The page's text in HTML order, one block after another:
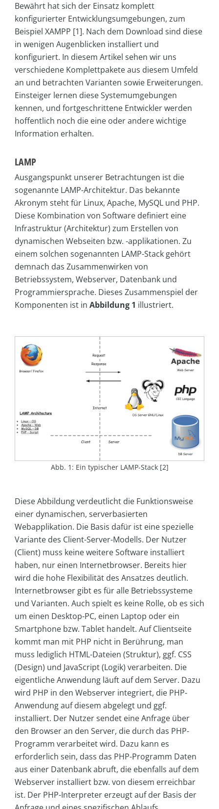
Bewährt hat sich der Einsatz komplett
konfigurierter Entwicklungsumgebungen, zum
Beispiel XAMPP [1]. Nach dem Download sind diese
in wenigen Augenblicken installiert und
konfiguriert. In diesem Artikel sehen wir uns
verschiedene Komplettpakete aus diesem Umfeld
an und betrachten Varianten sowie Erweiterungen.
Einsteiger lernen diese Systemumgebungen
kennen, und fortgeschrittene Entwickler werden
hoffentlich noch die eine oder andere wichtige
Information erhalten.
LAMP
Ausgangspunkt unserer Betrachtungen ist die
sogenannte LAMP-Architektur. Das bekannte
Akronym steht für Linux, Apache, MySQL und PHP.
Diese Kombination von Software definiert eine
Infrastruktur (Architektur) zum Erstellen von
dynamischen Webseiten bzw. -applikationen. Zu
einem solchen sogenannten LAMP-Stack gehört
demnach das Zusammenwirken von
Betriebssystem, Webserver, Datenbank und
Programmiersprache. Dieses Zusammenspiel der
Komponenten ist in Abbildung 1 illustriert.
Abb. 1: Ein typischer LAMP-Stack [2]
Diese Abbildung verdeutlicht die Funktionsweise
einer dynamischen, serverbasierten
Webapplikation. Die Basis dafür ist eine spezielle
Variante des Client-Server-Modells. Der Nutzer
(Client) muss keine weitere Software installiert
haben, nur einen Internetbrowser. Bereits hier
wird die hohe Flexibilität des Ansatzes deutlich.
Internetbrowser gibt es für alle Betriebssysteme
und Varianten. Auch spielt es keine Rolle, ob es sich
um einen Desktop-PC, einen Laptop oder ein
Smartphone bzw. Tablet handelt. Auf Clientseite
kommt man mit PHP nicht in Berührung, man
muss lediglich HTML-Dateien (Struktur), ggf. CSS
(Design) und JavaScript (Logik) verarbeiten. Die
eigentliche Anwendung läuft auf dem Server. Dazu
wird PHP in den Webserver integriert, die PHP-
Anwendung auf diesem abgelegt und ggf.
installiert. Der Nutzer sendet eine Anfrage über
den Browser an den Server, die durch das PHP-
Programm verarbeitet wird. Dazu kann es
erforderlich sein, dass das PHP-Programm Daten
aus einer Datenbank abruft, die ebenfalls auf dem
Webserver installiert bzw. von diesem erreichbar
ist. Der PHP-Interpreter erzeugt auf der Basis der